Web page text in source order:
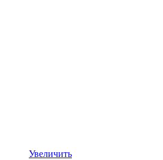
Увеличить